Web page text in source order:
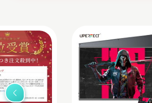
1 基準は”おおよそ”
4K、8K、16K は？
“1K” は？
2 “3840px”は 3K ではなく4K で